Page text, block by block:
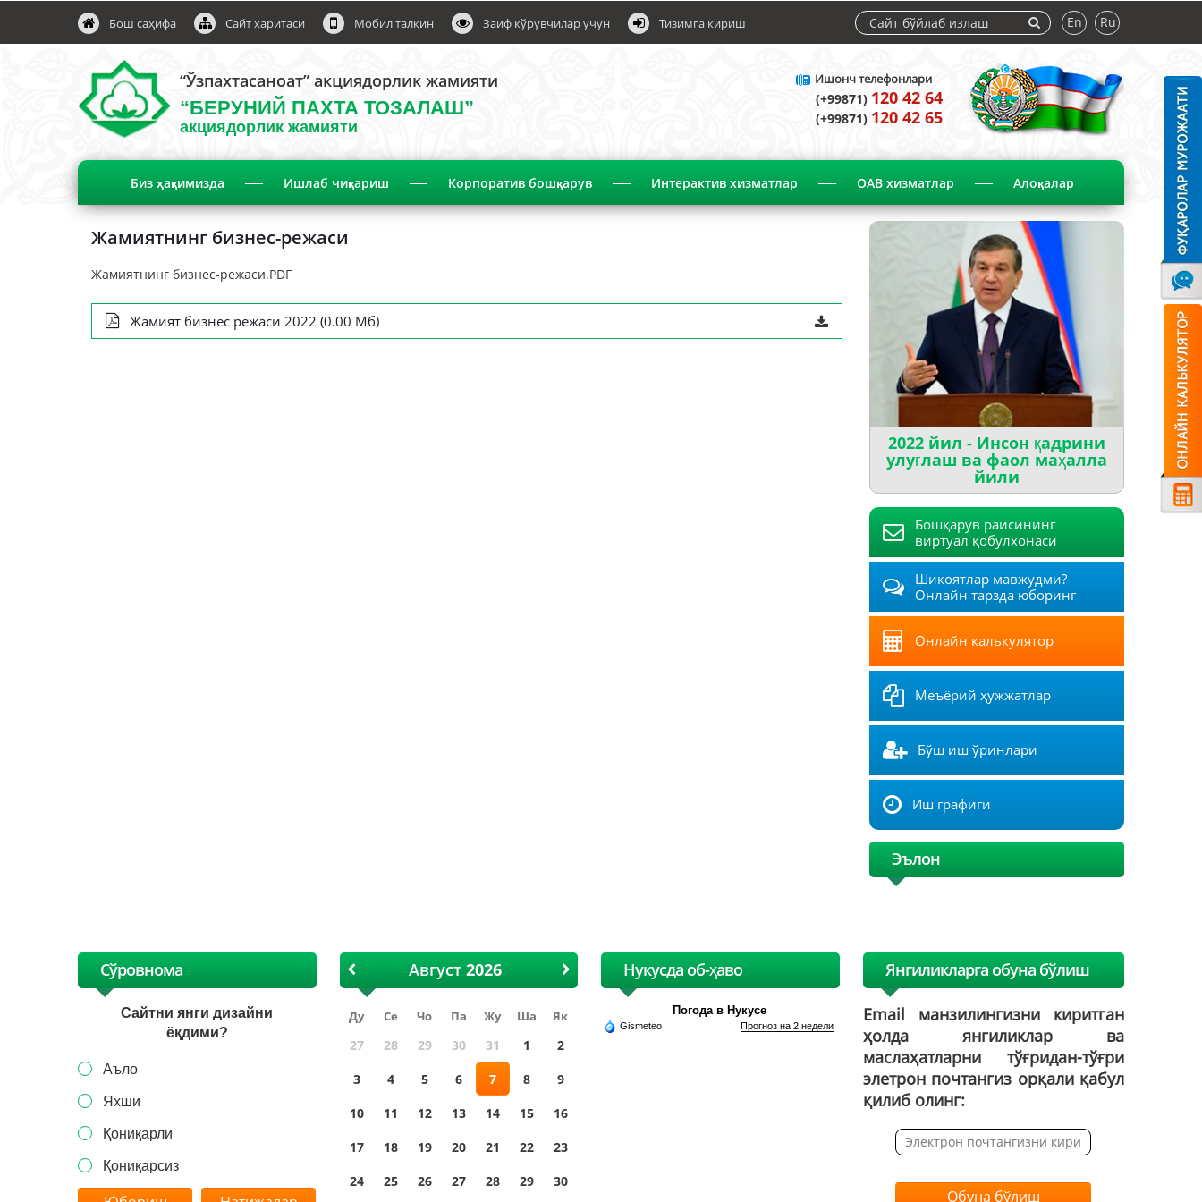
Бош саҳифа Сайт харитаси Мобил талқин Заиф кўрувчилар учун Тизимга кириш En Ru
“Ўзпахтасаноат” акциядорлик жамияти
“БЕРУНИЙ ПАХТА ТОЗАЛАШ”
акциядорлик жамияти
Ишонч телефонлари
(+99871) 120 42 64
(+99871) 120 42 65
Биз ҳақимизда Ишлаб чиқариш Корпоратив бошқарув Интерактив хизматлар ОАВ хизматлар Алоқалар
Жамиятнинг бизнес-режаси
Жамиятнинг бизнес-режаси.PDF
Жамият бизнес режаси 2022 (0.00 Мб)
2022 йил - Инсон қадрини
улуғлаш ва фаол маҳалла
йили
Бошқарув раисининг
виртуал қобулхонаси
Шикоятлар мавжудми?
Онлайн тарзда юборинг
Онлайн калькулятор
Меъёрий ҳужжатлар
Бўш иш ўринлари
Иш графиги
Эълон
Сўровнома
Сайтни янги дизайни
ёқдими?
Аъло
Яхши
Қониқарли
Қониқарсиз
Август
Ду Се Чо Па Жу Ша Як
27 28 29 30 31 1
2
3
4 5 6 7 8
9
10
11 12 13 14 15
16
17
18 19 20 21 22
23
24
25 26 27 28 29 30
Нукусда об-ҳаво
Погода в Нукусе
Gismeteo Прогноз на 2 недели
Янгиликларга обуна бўлиш
Email манзилингизни киритган
ҳолда янгиликлар ва
маслаҳатларни тўғридан-тўғри
элетрон почтангиз орқали қабул
қилиб олинг:
Обуна бўлиш